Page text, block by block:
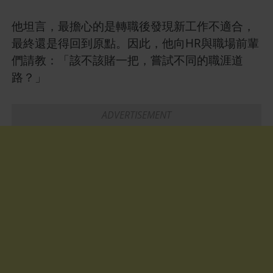
他坦言，最擔心的是轉職後發現新工作不適合，
最終還是得回到原點。因此，他向HR與職場前輩
們請教：「該不該賭一把，嘗試不同的職涯道
路？」